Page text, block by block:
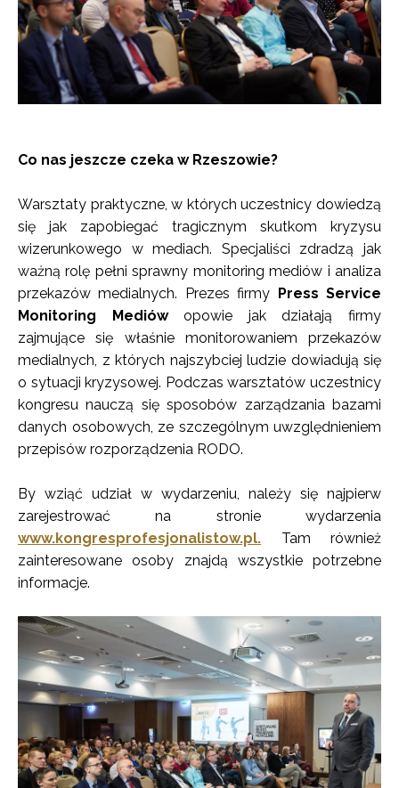
Co nas jeszcze czeka w Rzeszowie?
Warsztaty praktyczne, w których uczestnicy dowiedzą
się jak zapobiegać tragicznym skutkom kryzysu
wizerunkowego w mediach. Specjaliści zdradzą jak
ważną rolę pełni sprawny monitoring mediów i analiza
przekazów medialnych. Prezes firmy
Press Service
Monitoring Mediówopowie jak działają firmy
zajmujące się właśnie monitorowaniem przekazów
medialnych, z których najszybciej ludzie dowiadują się
o sytuacji kryzysowej. Podczas warsztatów uczestnicy
kongresu nauczą się sposobów zarządzania bazami
danych osobowych, ze szczególnym uwzględnieniem
przepisów rozporządzenia RODO.
By wziąć udział w wydarzeniu, należy się najpierw
zarejestrować na stronie wydarzenia
www.kongresprofesjonalistow.pl. Tam również
zainteresowane osoby znajdą wszystkie potrzebne
informacje.